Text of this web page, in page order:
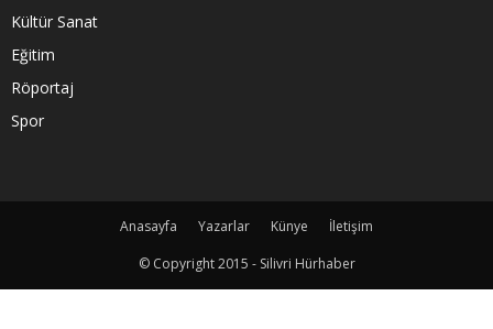
Kültür Sanat
Eğitim
Röportaj
Spor
Anasayfa Yazarlar Künye
İletişim
© Copyright 2015 - Silivri Hürhaber